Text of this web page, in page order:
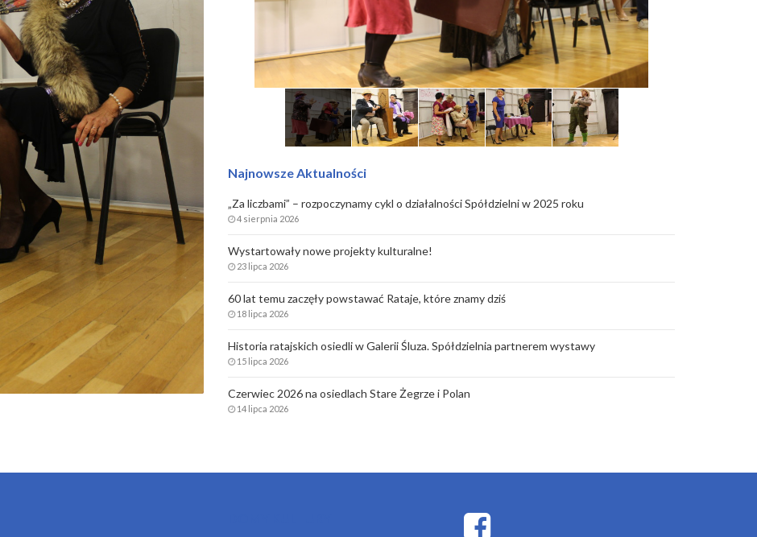
Najnowsze Aktualności
„Za liczbami” – rozpoczynamy cykl o działalności Spółdzielni w 2025 roku
4 sierpnia 2026
Wystartowały nowe projekty kulturalne!
23 lipca 2026
60 lat temu zaczęły powstawać Rataje, które znamy dziś
18 lipca 2026
Historia ratajskich osiedli w Galerii Śluza. Spółdzielnia partnerem wystawy
15 lipca 2026
Czerwiec 2026 na osiedlach Stare Żegrze i Polan
14 lipca 2026